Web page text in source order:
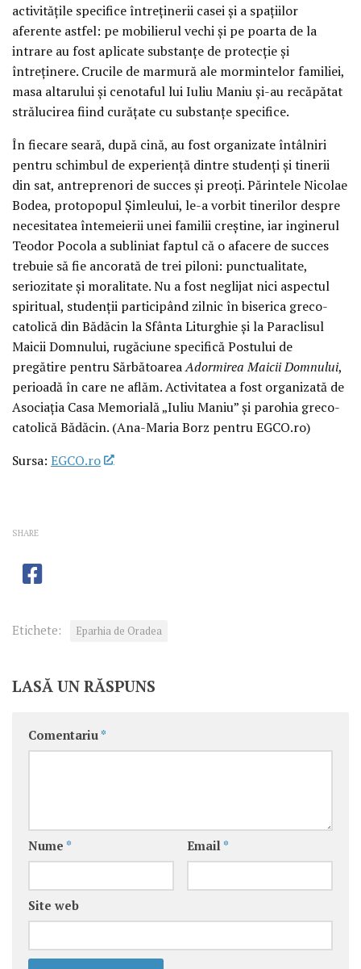
activitățile specifice întreținerii casei și a spațiilor
aferente astfel: pe mobilierul vechi și pe poarta de la
intrare au fost aplicate substanțe de protecție și
întreținere. Crucile de marmură ale mormintelor familiei,
masa altarului și cenotaful lui Iuliu Maniu și-au recăpătat
strălucirea fiind curățate cu substanțe specifice.
În fiecare seară, după cină, au fost organizate întâlniri
pentru schimbul de experiență dintre studenți și tinerii
din sat, antreprenori de succes și preoți. Părintele Nicolae
Bodea, protopopul Șimleului, le-a vorbit tinerilor despre
necesitatea întemeierii unei familii creștine, iar inginerul
Teodor Pocola a subliniat faptul că o afacere de succes
trebuie să fie ancorată de trei piloni: punctualitate,
seriozitate și moralitate. Nu a fost neglijat nici aspectul
spiritual, studenții participând zilnic în biserica greco-
catolică din Bădăcin la Sfânta Liturghie și la Paraclisul
Maicii Domnului, rugăciune specifică Postului de
pregătire pentru SărbătoareaAdormirea Maicii Domnului,
perioadă în care ne aflăm. Activitatea a fost organizată de
Asociația Casa Memorială „Iuliu Maniu” și parohia greco-
catolică Bădăcin. (Ana-Maria Borz pentru EGCO.ro)
Sursa: EGCO.ro
SHARE
Etichete: Eparhia de Oradea
LASĂ UN RĂSPUNS
Comentariu *
Nume * Email *
Site web